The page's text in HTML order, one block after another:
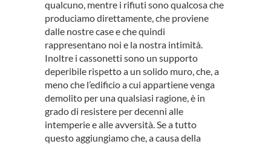
qualcuno, mentre i rifiuti sono qualcosa che
produciamo direttamente, che proviene
dalle nostre case e che quindi
rappresentano noi e la nostra intimità.
Inoltre i cassonetti sono un supporto
deperibile rispetto a un solido muro, che, a
meno che l’edificio a cui appartiene venga
demolito per una qualsiasi ragione, è in
grado di resistere per decenni alle
intemperie e alle avversità. Se a tutto
questo aggiungiamo che, a causa della